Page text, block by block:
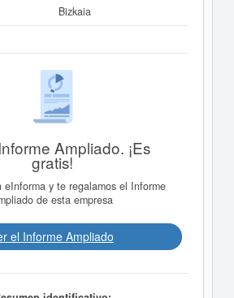
Bizkaia
Ampliado. ¡Es
gratis!
eInforma y te regalamos el Informe
de esta empresa
el Informe Ampliado